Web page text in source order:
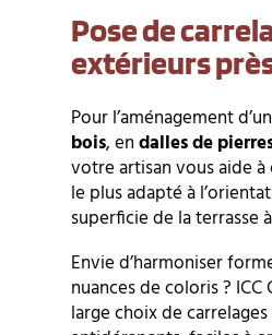
Pose de
extérieurs
Pour l’aménagement
bois, endalles de
votre artisan vous aide
le plus adapté à
superficie de la terrasse
Envie d’harmoniser
nuances de coloris ?
large choix de